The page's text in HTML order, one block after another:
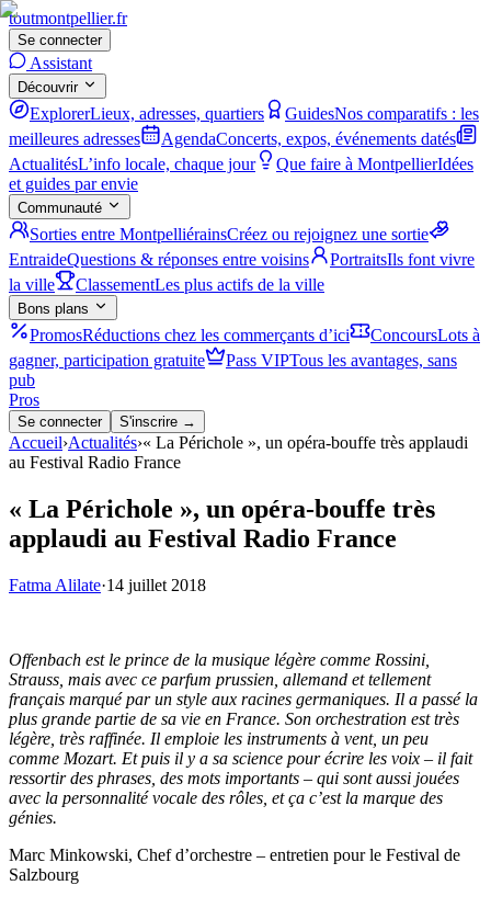
toutmontpellier.fr
Se connecter
Assistant
Découvrir
ExplorerLieux, adresses, quartiers GuidesNos comparatifs : les
meilleures adresses
AgendaConcerts, expos, événements datés
ActualitésL’info locale, chaque jour Que faire à MontpellierIdées
et guides par envie
Communauté
Sorties entre MontpelliérainsCréez ou rejoignez une sortie
EntraideQuestions & réponses entre voisins PortraitsIls font vivre
la ville
ClassementLes plus actifs de la ville
Bons plans
PromosRéductions chez les commerçants d’ici ConcoursLots à
gagner, participation gratuite
Pass VIPTous les avantages, sans
pub
Pros
Se connecter S'inscrire →
Accueil›Actualités›« La Périchole », un opéra-bouffe très applaudi
au Festival Radio France
« La Périchole », un opéra-bouffe très
applaudi au Festival Radio France
Fatma Alilate·14 juillet 2018
Offenbach est le prince de la musique légère comme Rossini,
Strauss, mais avec ce parfum prussien, allemand et tellement
français marqué par un style aux racines germaniques. Il a passé la
plus grande partie de sa vie en France. Son orchestration est très
légère, très raffinée. Il emploie les instruments à vent, un peu
comme Mozart. Et puis il y a sa science pour écrire les voix – il fait
ressortir des phrases, des mots importants – qui sont aussi jouées
avec la personnalité vocale des rôles, et ça c’est la marque des
génies.
Marc Minkowski, Chef d’orchestre – entretien pour le Festival de
Salzbourg